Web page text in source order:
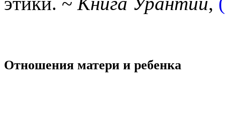
Отношения матери и ребенка